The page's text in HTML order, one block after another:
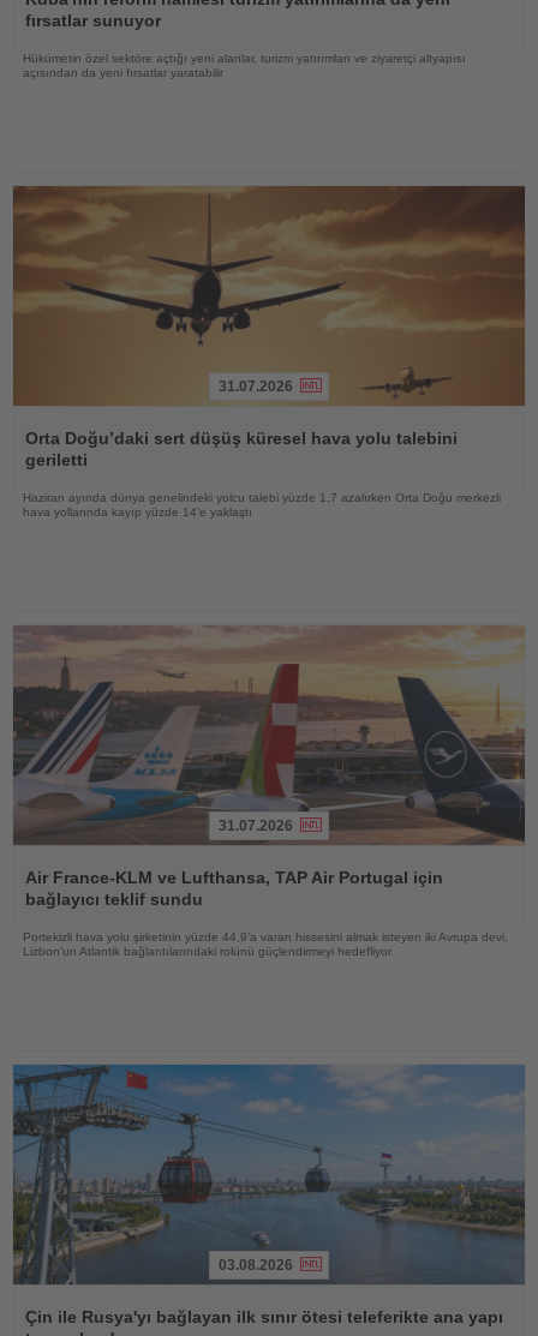
fırsatlar sunuyor
Hükümetin özel sektöre açtığı yeni alanlar, turizm yatırımları ve ziyaretçi altyapısı
açısından da yeni fırsatlar yaratabilir
Oku
31.07.2026
Orta Doğu’daki sert düşüş küresel hava yolu talebini
geriletti
Haziran ayında dünya genelindeki yolcu talebi yüzde 1,7 azalırken Orta Doğu merkezli
hava yollarında kayıp yüzde 14’e yaklaştı
Oku
31.07.2026
Air France-KLM ve Lufthansa, TAP Air Portugal için
bağlayıcı teklif sundu
Portekizli hava yolu şirketinin yüzde 44,9’a varan hissesini almak isteyen iki Avrupa devi,
Lizbon’un Atlantik bağlantılarındaki rolünü güçlendirmeyi hedefliyor
Oku
03.08.2026
Çin ile Rusya'yı bağlayan ilk sınır ötesi teleferikte ana yapı